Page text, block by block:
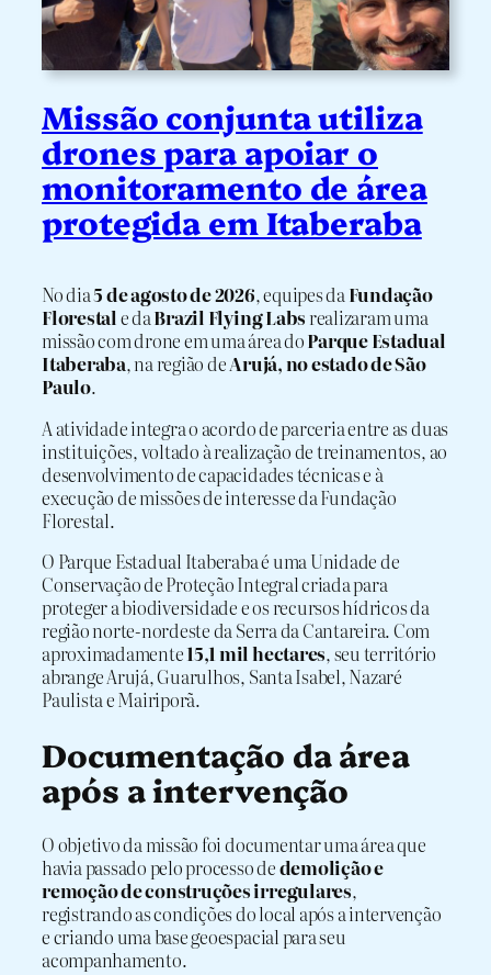
Missão conjunta utiliza
drones para apoiar o
monitoramento de área
protegida em Itaberaba
No dia5 de agosto de 2026, equipes daFundação
Florestale daBrazil Flying Labsrealizaram uma
missão com drone em uma área doParque Estadual
Itaberaba, na região deArujá, no estado de São
Paulo.
A atividade integra o acordo de parceria entre as duas
instituições, voltado à realização de treinamentos, ao
desenvolvimento de capacidades técnicas e à
execução de missões de interesse da Fundação
Florestal.
O Parque Estadual Itaberaba é uma Unidade de
Conservação de Proteção Integral criada para
proteger a biodiversidade e os recursos hídricos da
região norte-nordeste da Serra da Cantareira. Com
aproximadamente15,1 mil hectares, seu território
abrange Arujá, Guarulhos, Santa Isabel, Nazaré
Paulista e Mairiporã.
Documentação da área
após a intervenção
O objetivo da missão foi documentar uma área que
havia passado pelo processo dedemolição e
remoção de construções irregulares,
registrando as condições do local após a intervenção
e criando uma base geoespacial para seu
acompanhamento.